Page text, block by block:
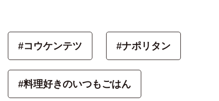
#コウケンテツ #ナポリタン
#料理好きのいつもごはん